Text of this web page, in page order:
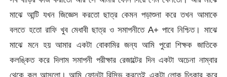
মাঝে আন্টি যখন জিজ্ঞেস করতো ছাত্র কেমন পড়াশুনা করে তখন আমাকে
বলতে হতো রাফি খুব মেধাবী ছাত্র ও সমাপনীতে A+ পাবে নিশ্চিত। মাঝে
মাঝে মনে হয় আমার একটা বোকামির জন্য আমি পুরো শিক্ষক জাতিকে
কলঙ্কিত করে দিলাম সমাপনী পরীক্ষার রেজাল্টের দিন একটা অচেনা নাম্বার